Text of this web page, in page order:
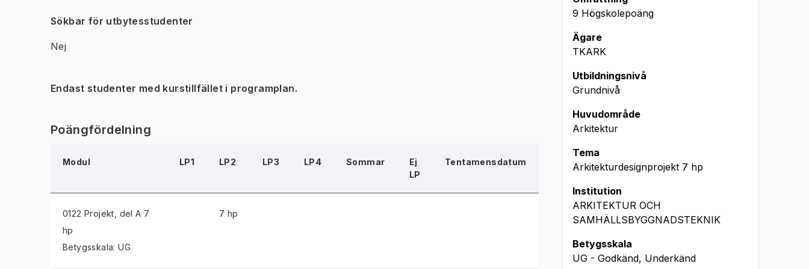
Sökbar för utbytesstudenter
Nej
Endast studenter med kurstillfället i programplan.
Poängfördelning
Modul LP1 LP2 LP3 LP4 Sommar
Ej
LP
Tentamensdatum
0122 Projekt , del A 7
hp
Betygsskala: UG
7 hp
9 Högskolepoäng
Ägare
TKARK
Utbildningsnivå
Grundnivå
Huvudområde
Arkitektur
Tema
Arkitekturdesignprojekt 7 hp
Institution
ARKITEKTUR OCH
SAMHÄLLSBYGGNADSTEKNIK
Betygsskala
UG - Godkänd, Underkänd